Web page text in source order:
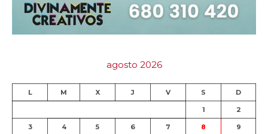
agosto 2026
L M X J V S D
1 2
3 4 5 6 7 8 9